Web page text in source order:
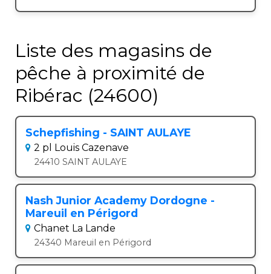
Liste des magasins de
pêche à proximité de
Ribérac (24600)
Schepfishing - SAINT AULAYE
2 pl Louis Cazenave
24410 SAINT AULAYE
Nash Junior Academy Dordogne -
Mareuil en Périgord
Chanet La Lande
24340 Mareuil en Périgord